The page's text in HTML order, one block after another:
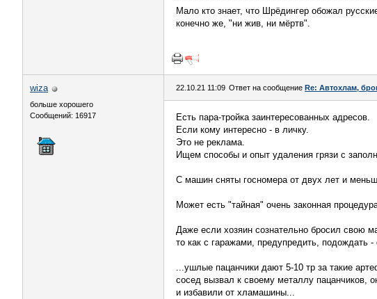
Мало кто знает, что Шрёдингер обожал
конечно же, "ни жив, ни мёртв".
wiza
больше хорошего
Сообщений: 16917
22.10.21 11:09 Ответ на сообщение Re: Автохлам,
Есть пара-тройка заинтересованных адресов.
Если кому интересно - в личку.
Это не реклама.
Ищем способы и опыт удаления грязи с
С машин сняты госномера от двух лет и
Может есть "тайная" очень законная
Даже если хозяин сознательно бросил свою
то как с гаражами, предупредить, подождать
...ушлые пацанчики дают 5-10 тр за такие
сосед вызвал к своему металлу пацанчиков,
и избавили от хламашины...